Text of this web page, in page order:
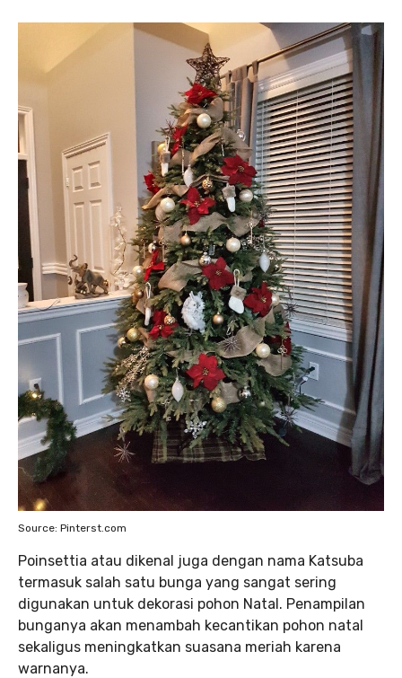
Source: Pinterst.com
Poinsettia atau dikenal juga dengan nama Katsuba
termasuk salah satu bunga yang sangat sering
digunakan untuk dekorasi pohon Natal. Penampilan
bunganya akan menambah kecantikan pohon natal
sekaligus meningkatkan suasana meriah karena
warnanya.